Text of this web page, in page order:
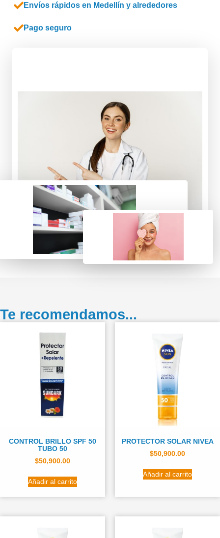
Envíos rápidos en Medellín y alrededores
Pago seguro
Te recomendamos...
CONTROL BRILLO SPF 50
TUBO 50
$50,900.00
Añadir al carrito
PROTECTOR SOLAR NIVEA
$50,900.00
Añadir al carrito